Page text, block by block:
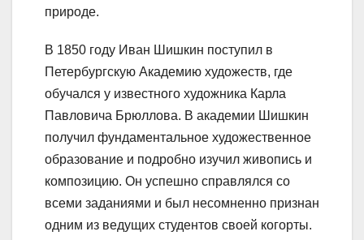
природе.
В 1850 году Иван Шишкин поступил в
Петербургскую Академию художеств, где
обучался у известного художника Карла
Павловича Брюллова. В академии Шишкин
получил фундаментальное художественное
образование и подробно изучил живопись и
композицию. Он успешно справлялся со
всеми заданиями и был несомненно признан
одним из ведущих студентов своей когорты.